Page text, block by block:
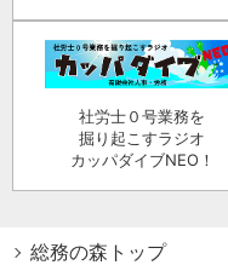
社労士０号業務を
掘り起こすラジオ
カッパダイブNEO！
総務の森トップ